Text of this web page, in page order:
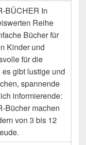
BÜCHER In
Reihe
Bücher für
Kinder und
für die
gibt lustige und
spannende
informierende:
Bücher machen
von 3 bis 12